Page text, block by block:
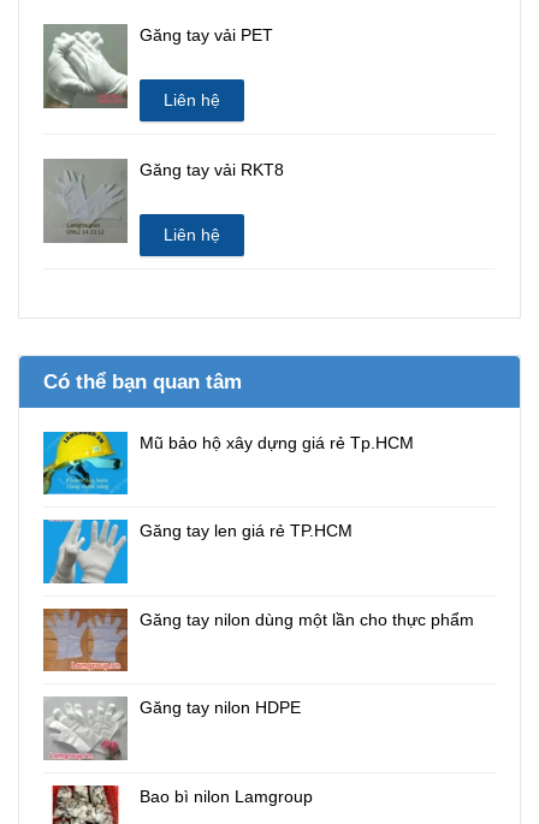
Găng tay vải PET
Liên hệ
Găng tay vải RKT8
Liên hệ
Có thể bạn quan tâm
Mũ bảo hộ xây dựng giá rẻ Tp.HCM
Găng tay len giá rẻ TP.HCM
Găng tay nilon dùng một lần cho thực phẩm
Găng tay nilon HDPE
Bao bì nilon Lamgroup